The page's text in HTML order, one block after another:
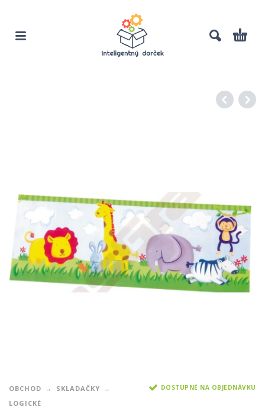
OBCHOD
SKLADAČKY
LOGICKÉ
DOSTUPNÉ NA OBJEDNÁVKU